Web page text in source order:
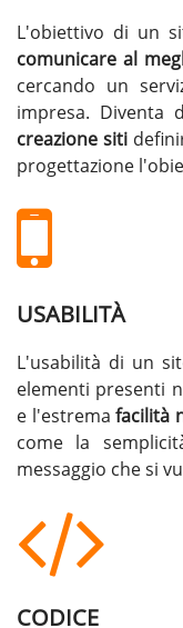
L'obiettivo di un
comunicare al
cercando un
impresa. Diventa
creazione siti
progettazione
USABILITÀ
L'usabilità di un
elementi presenti
e l'estremafacilità
come la
messaggio che si
CODICE